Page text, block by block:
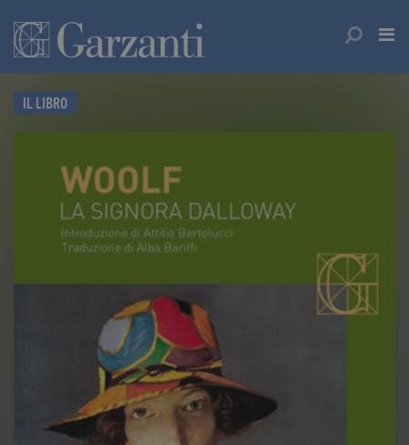
IL LIBRO